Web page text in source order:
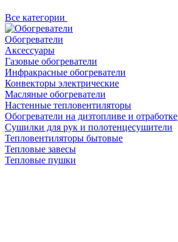
Все категории
Обогреватели
Аксессуары
Газовые обогреватели
Инфракрасные обогреватели
Конвекторы электрические
Масляные обогреватели
Настенные тепловентиляторы
Обогреватели на дизтопливе и отработке
Сушилки для рук и полотенцесушители
Тепловентиляторы бытовые
Тепловые завесы
Тепловые пушки